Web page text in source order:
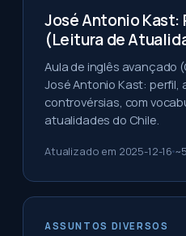
José Antonio Kast:
(Leitura de
Aula de inglês avançado
José Antonio Kast: perfil,
controvérsias, com
atualidades do Chile.
Atualizado em 2025-12-16 ~5
ASSUNTOS DIVERSOS